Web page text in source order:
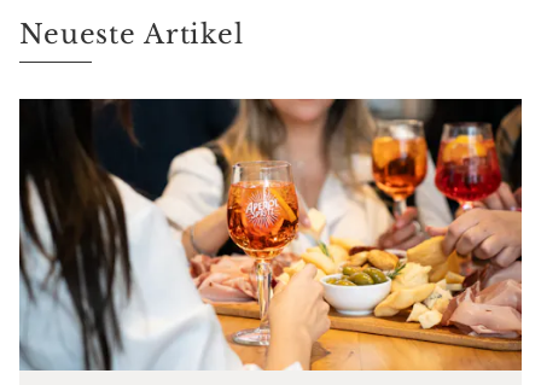
Neueste Artikel